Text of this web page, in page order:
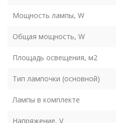
Мощность лампы, W
Общая мощность, W
Площадь освещения, м2
Тип лампочки (основной)
Лампы в комплекте
Напряжение, V